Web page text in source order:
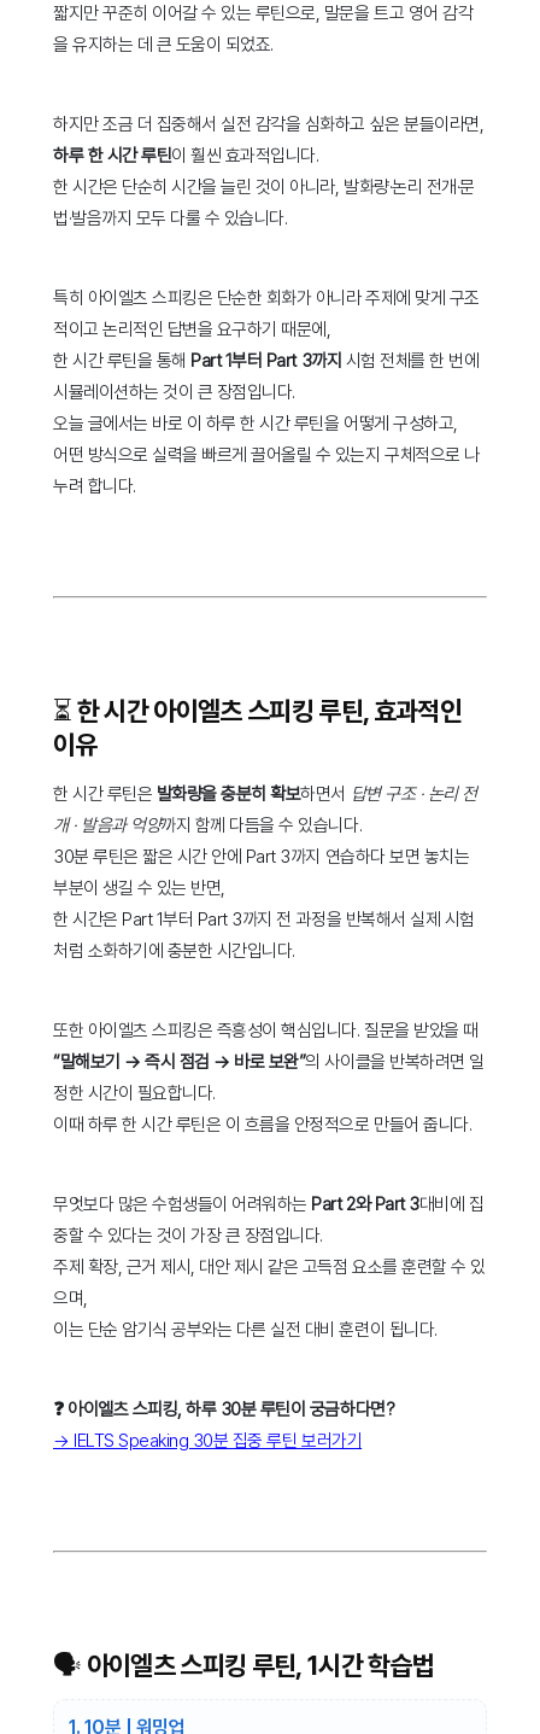
짧지만 꾸준히 이어갈 수 있는 루틴으로, 말문을 트고 영어 감각
을 유지하는 데 큰 도움이 되었죠.
하지만 조금 더 집중해서 실전 감각을 심화하고 싶은 분들이라면,
하루 한 시간 루틴이 훨씬 효과적입니다.
한 시간은 단순히 시간을 늘린 것이 아니라, 발화량·논리 전개·문
법·발음까지 모두 다룰 수 있습니다.
특히 아이엘츠 스피킹은 단순한 회화가 아니라 주제에 맞게 구조
적이고 논리적인 답변을 요구하기 때문에,
한 시간 루틴을 통해 Part 1부터 Part 3까지 시험 전체를 한 번에
시뮬레이션하는 것이 큰 장점입니다.
오늘 글에서는 바로 이 하루 한 시간 루틴을 어떻게 구성하고,
어떤 방식으로 실력을 빠르게 끌어올릴 수 있는지 구체적으로 나
누려 합니다.
⏳ 한 시간 아이엘츠 스피킹 루틴, 효과적인
이유
한 시간 루틴은 발화량을 충분히 확보하면서 답변 구조 · 논리 전
개 · 발음과 억양까지 함께 다듬을 수 있습니다.
30분 루틴은 짧은 시간 안에 Part 3까지 연습하다 보면 놓치는
부분이 생길 수 있는 반면,
한 시간은 Part 1부터 Part 3까지 전 과정을 반복해서 실제 시험
처럼 소화하기에 충분한 시간입니다.
또한 아이엘츠 스피킹은 즉흥성이 핵심입니다. 질문을 받았을 때
“말해보기 → 즉시 점검 → 바로 보완”의 사이클을 반복하려면 일
정한 시간이 필요합니다.
이때 하루 한 시간 루틴은 이 흐름을 안정적으로 만들어 줍니다.
무엇보다 많은 수험생들이 어려워하는 Part 2와 Part 3대비에 집
중할 수 있다는 것이 가장 큰 장점입니다.
주제 확장, 근거 제시, 대안 제시 같은 고득점 요소를 훈련할 수 있
으며,
이는 단순 암기식 공부와는 다른 실전 대비 훈련이 됩니다.
❓ 아이엘츠 스피킹, 하루 30분 루틴이 궁금하다면?
→ IELTS Speaking 30분 집중 루틴 보러가기
🗣️ 아이엘츠 스피킹 루틴, 1시간 학습법
1. 10분 | 워밍업